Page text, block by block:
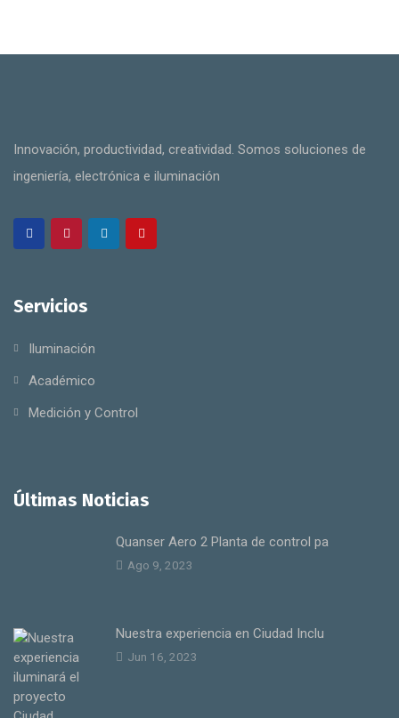
Innovación, productividad, creatividad. Somos soluciones de
ingeniería, electrónica e iluminación
Servicios
Iluminación
Académico
Medición y Control
Últimas Noticias
Quanser Aero 2 Planta de control pa
Ago 9, 2023
Nuestra experiencia en Ciudad Inclu
Jun 16, 2023